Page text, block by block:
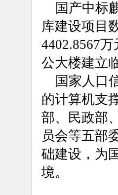
国产中标
库建设项目
4402.8567
公大楼建立
国家人口
的计算机支
部、民政部
员会等五部
础建设，为
境。